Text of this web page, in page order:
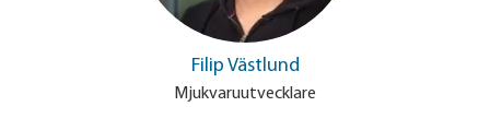
Filip Västlund
Mjukvaruutvecklare